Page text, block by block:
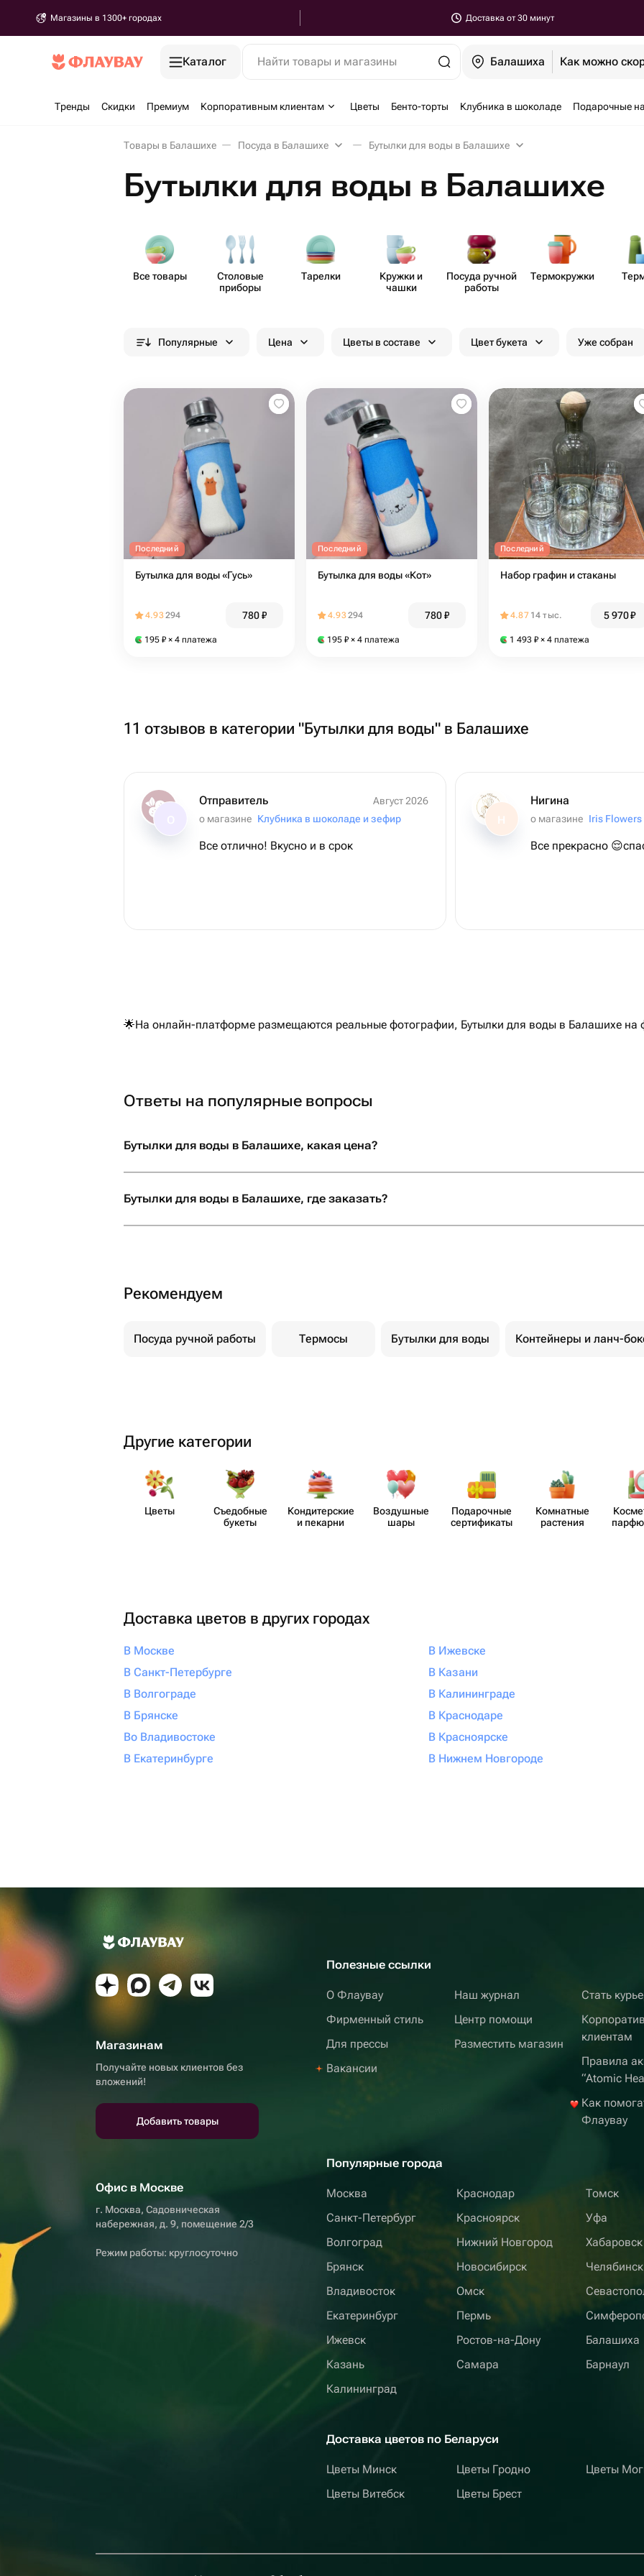
Магазины в 1300+ городах Доставка от 30 минут
Каталог Найти товары и магазины Балашиха Как можно
Тренды Скидки Премиум Корпоративным клиентам Цветы Бенто-торты Клубника в шоколаде Подарочные
Товары в Балашихе Посуда в Балашихе Бутылки для воды в Балашихе
Бутылки для воды в Балашихе
Все товары
Столовые
приборы
Тарелки
Кружки и
чашки
Посуда ручной
работы
Термо​кружки
Популярные Цена Цветы в составе Цвет букета Уже собран
Последний
Бутылка для воды «Гусь»
4.93294 780₽
195 ₽ × 4 платежа
Последний
Бутылка для воды «Кот»
4.93294 780₽
195 ₽ × 4 платежа
Последний
Набор графин и стаканы
4.87 14 тыс. 5 970₽
1 493 ₽ × 4 платежа
11 отзывов в категории "Бутылки для воды" в Балашихе
Отправитель
Август 2026
о магазине Клубника в шоколаде и зефир
Все отлично! Вкусно и в срок
Н
Нигина
о магазине Iris Flowers
Все прекрасно
🌟На онлайн-платформе размещаются реальные фотографии, Бутылки для воды в Балашихе на
Ответы на популярные вопросы
Бутылки для воды в Балашихе, какая цена?
Бутылки для воды в Балашихе, где заказать?
Рекомендуем
Посуда ручной работы Термосы Бутылки для воды Контейнеры и ланч-
Другие категории
Цветы
Съедобные
букеты
Кондит​ерские
и пекарни
Воздушные
шары
Пода​рочные
серти​фикаты
Комнатные
растения
Доставка цветов в других городах
В Москве
В Санкт-Петербурге
В Волгограде
В Брянске
Во Владивостоке
В Екатеринбурге
В Ижевске
В Казани
В Калининграде
В Краснодаре
В Красноярске
В Нижнем Новгороде
Магазинам
Получайте новых клиентов без
вложений!
Добавить товары
Офис в Москве
г. Москва, Садовническая
набережная, д. 9, помещение 2/3
Режим работы: круглосуточно
Полезные ссылки
О Флаувау
Фирменный стиль
Для прессы
Вакансии
Наш журнал
Центр помощи
Разместить магазин
Стать
клиентам
Правила
“Atomic
Как
Флаувау
Популярные города
Москва
Санкт-Петербург
Волгоград
Брянск
Владивосток
Екатеринбург
Ижевск
Казань
Калининград
Краснодар
Красноярск
Нижний Новгород
Новосибирск
Омск
Пермь
Ростов-на-Дону
Самара
Томск
Уфа
Хабаровск
Челябинск
Балашиха
Барнаул
Доставка цветов по Беларуси
Цветы Минск
Цветы Витебск
Цветы Гродно
Цветы Брест
Цветы